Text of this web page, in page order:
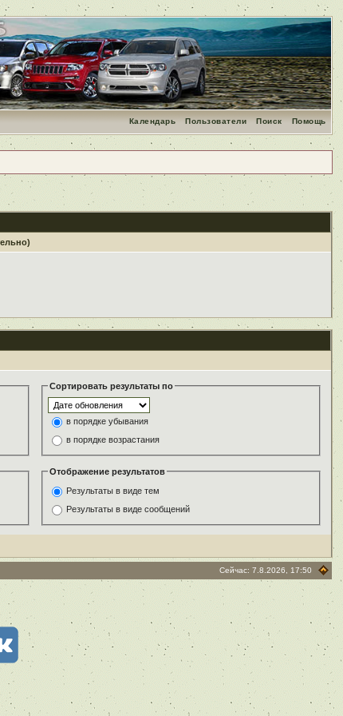
Помощь
Поиск
Пользователи
Календарь
Сортировать результаты по
в порядке убывания
в порядке возрастания
Отображение результатов
Результаты в виде тем
Результаты в виде сообщений
Сейчас: 7.8.2026, 17:50